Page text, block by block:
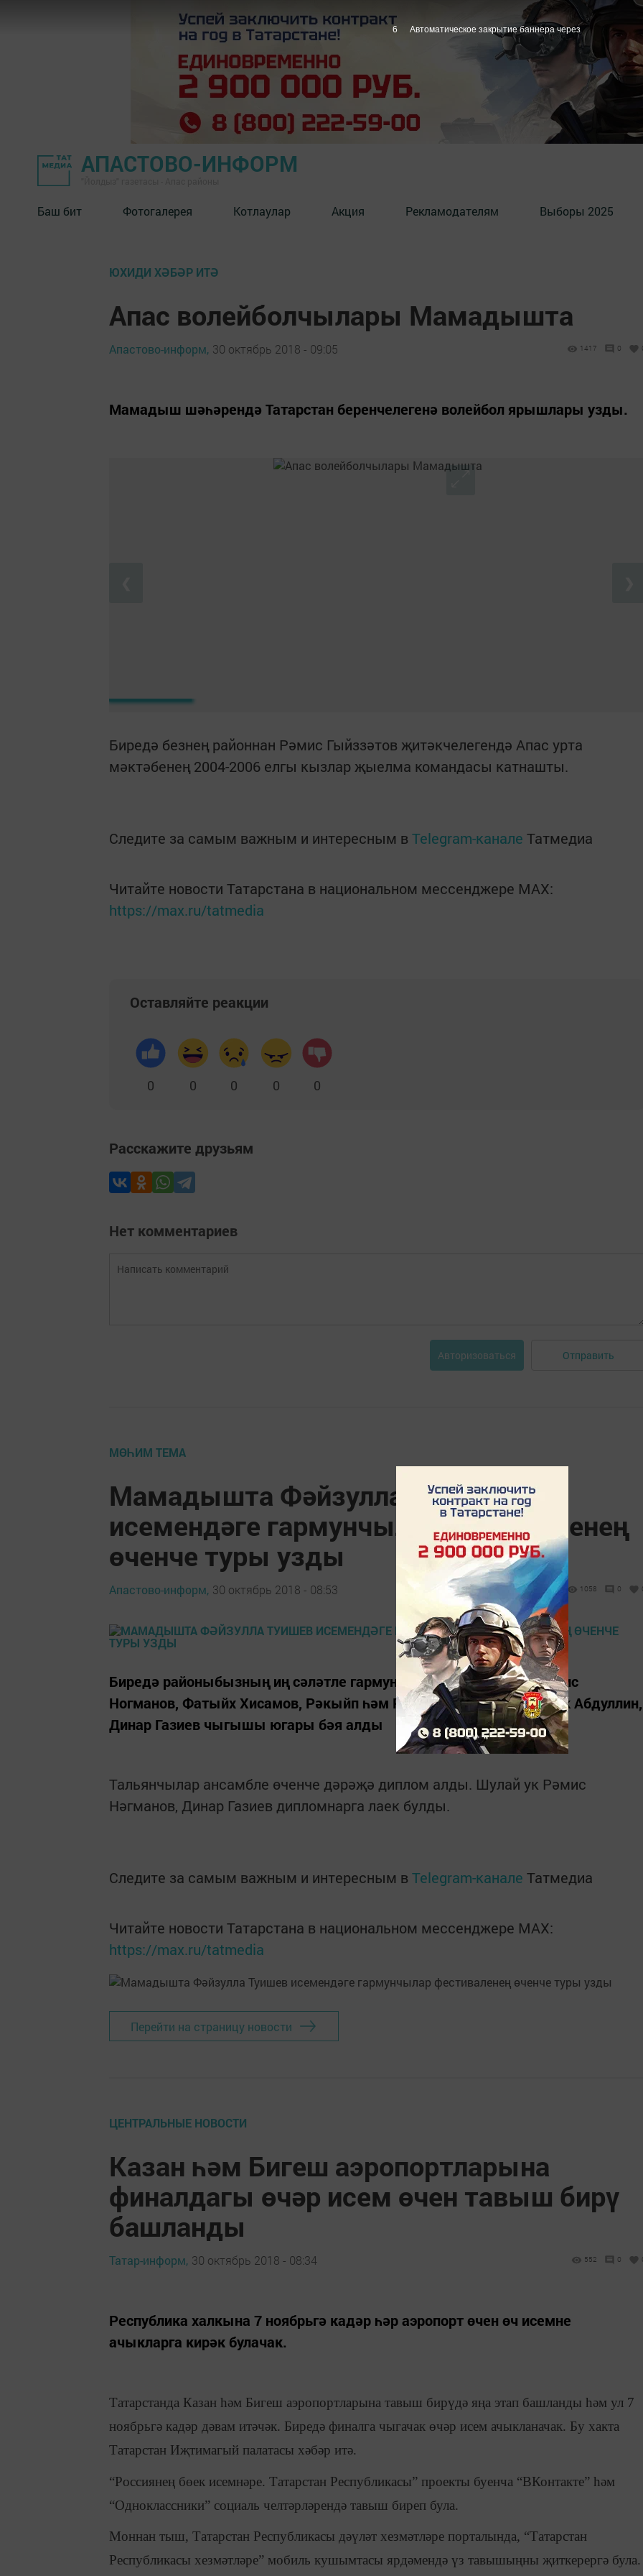
АПАСТОВО-ИНФОРМ
Баш бит Фотогалерея Котлаулар Акция Рекламодателям Выборы 2025
ЮХИДИ ХӘБӘР ИТӘ
Апас волейболчылары Мамадышта
Апастово-информ, 30 октябрь 2018 - 09:05 1417 0
Мамадыш шәһәрендә Татарстан беренчелегенә волейбол ярышлары узды.
Биредә безнең районнан Рәмис Гыйззәтов җитәкчелегендә Апас урта
мәктәбенең 2004-2006 елгы кызлар җыелма командасы катнашты.
Следите за самым важным и интересным в Telegram-канале Татмедиа
Читайте новости Татарстана в национальном мессенджере MАХ:
https://max.ru/tatmedia
Оставляйте реакции
0 0 0 0 0
Расскажите друзьям
Нет комментариев
Авторизоваться Отправить
МӨҺИМ ТЕМА
Мамадышта Фәйзулла Туишев
исемендәге гармунчылар фестиваленең
өченче туры узды
Апастово-информ, 30 октябрь 2018 - 08:53 1058 0
Биредә районыбызның иң сәләтле гармунчылары катнашты. Рәмис
Ногманов, Фатыйх Хисамов, Рәкыйп һәм Ринат Шакировлар, Радик Абдуллин,
Динар Газиев чыгышы югары бәя алды
Тальянчылар ансамбле өченче дәрәҗә диплом алды. Шулай ук Рәмис
Нәгманов, Динар Газиев дипломнарга лаек булды.
Следите за самым важным и интересным в Telegram-канале Татмедиа
Читайте новости Татарстана в национальном мессенджере MАХ:
https://max.ru/tatmedia
Перейти на страницу новости
ЦЕНТРАЛЬНЫЕ НОВОСТИ
Казан һәм Бигеш аэропортларына
финалдагы өчәр исем өчен тавыш бирү
башланды
Татар-информ, 30 октябрь 2018 - 08:34 552 0
Республика халкына 7 ноябрьгә кадәр һәр аэропорт өчен өч исемне
ачыкларга кирәк булачак.
Татарстанда Казан һәм Бигеш аэропортларына тавыш бирүдә яңа этап башланды һәм ул 7
ноябрьгә кадәр дәвам итәчәк. Биредә финалга чыгачак өчәр исем ачыкланачак. Бу хакта
Татарстан Иҗтимагый палатасы хәбәр итә.
“Россиянең бөек исемнәре. Татарстан Республикасы” проекты буенча “ВКонтакте” һәм
“Одноклассники” социаль челтәрләрендә тавыш биреп була.
Моннан тыш, Татарстан Республикасы дәүләт хезмәтләре порталында, “Татарстан
Республикасы хезмәтләре” мобиль кушымтасы ярдәмендә үз тавышыңны җиткерергә була.
5 Автоматическое закрытие баннера через